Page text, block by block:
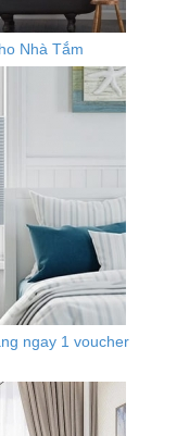
Nhà Tắm
ngay 1 voucher